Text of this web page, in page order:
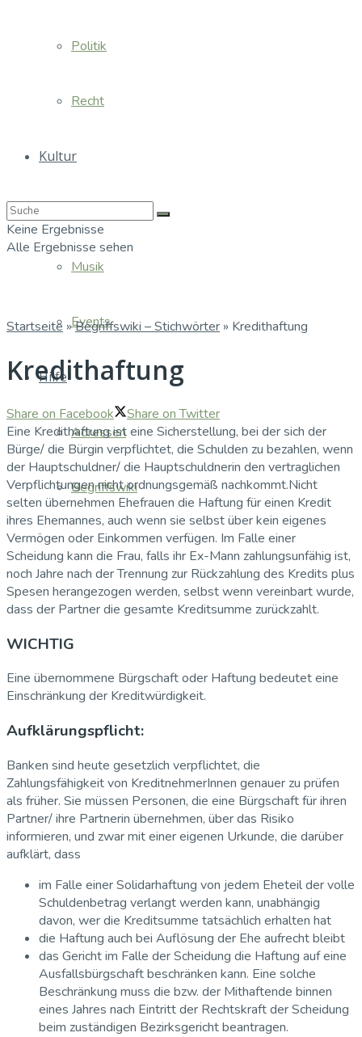
Politik
Recht
Kultur
Musik
Events
Hilfe
Adressen
Begriffswiki
Keine Ergebnisse
Alle Ergebnisse sehen
Startseite »Begriffswiki – Stichwörter » Kredithaftung
Kredithaftung
Share on Facebook
Share on Twitter
Eine Kredithaftung ist eine Sicherstellung, bei der sich der
Bürge/ die Bürgin verpflichtet, die Schulden zu bezahlen, wenn
der Hauptschuldner/ die Hauptschuldnerin den vertraglichen
Verpflichtungen nicht ordnungsgemäß nachkommt.Nicht
selten übernehmen Ehefrauen die Haftung für einen Kredit
ihres Ehemannes, auch wenn sie selbst über kein eigenes
Vermögen oder Einkommen verfügen. Im Falle einer
Scheidung kann die Frau, falls ihr Ex-Mann zahlungsunfähig ist,
noch Jahre nach der Trennung zur Rückzahlung des Kredits plus
Spesen herangezogen werden, selbst wenn vereinbart wurde,
dass der Partner die gesamte Kreditsumme zurückzahlt.
WICHTIG
Eine übernommene Bürgschaft oder Haftung bedeutet eine
Einschränkung der Kreditwürdigkeit.
Aufklärungspflicht:
Banken sind heute gesetzlich verpflichtet, die
Zahlungsfähigkeit von KreditnehmerInnen genauer zu prüfen
als früher. Sie müssen Personen, die eine Bürgschaft für ihren
Partner/ ihre Partnerin übernehmen, über das Risiko
informieren, und zwar mit einer eigenen Urkunde, die darüber
aufklärt, dass
im Falle einer Solidarhaftung von jedem Eheteil der volle
Schuldenbetrag verlangt werden kann, unabhängig
davon, wer die Kreditsumme tatsächlich erhalten hat
die Haftung auch bei Auflösung der Ehe aufrecht bleibt
das Gericht im Falle der Scheidung die Haftung auf eine
Ausfallsbürgschaft beschränken kann. Eine solche
Beschränkung muss die bzw. der Mithaftende binnen
eines Jahres nach Eintritt der Rechtskraft der Scheidung
beim zuständigen Bezirksgericht beantragen.